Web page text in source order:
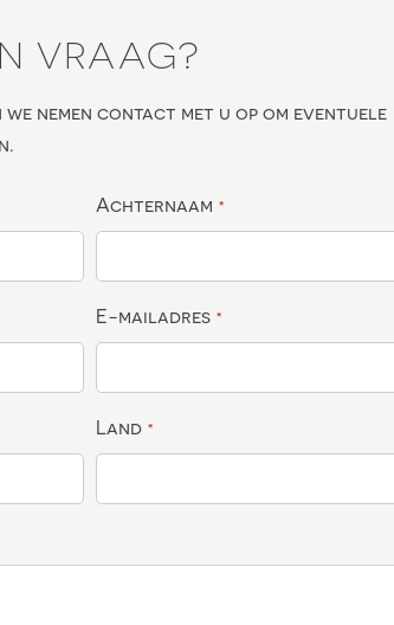
VRAAG?
nemen contact met u op om eventuele
Achternaam *
E-mailadres *
Land *